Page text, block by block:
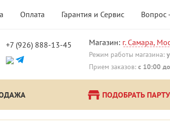
Оплата Гарантия и Сервис Вопрос
+7 (926) 888-13-45 Магазин: г. Самара,
Режим работы магазина:
Прием заказов: с 10:00
ПОДОБРАТЬ ПАРТУ